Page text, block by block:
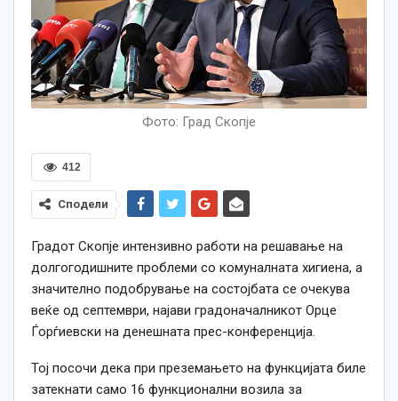
Фото: Град Скопје
412
Сподели
Градот Скопје интензивно работи на решавање на
долгогодишните проблеми со комуналната хигиена, а
значително подобрување на состојбата се очекува
веќе од септември, најави градоначалникот Орце
Ѓорѓиевски на денешната прес-конференција.
Тој посочи дека при преземањето на функцијата биле
затекнати само 16 функционални возила за